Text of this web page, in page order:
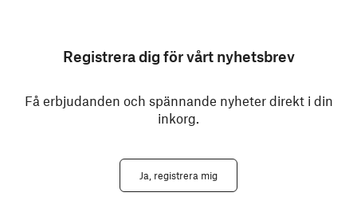
Registrera dig för vårt nyhetsbrev
Få erbjudanden och spännande nyheter direkt i din
inkorg.
Ja, registrera mig